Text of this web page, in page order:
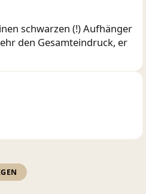
schwarzen (!) Aufhänger
den Gesamteindruck, er